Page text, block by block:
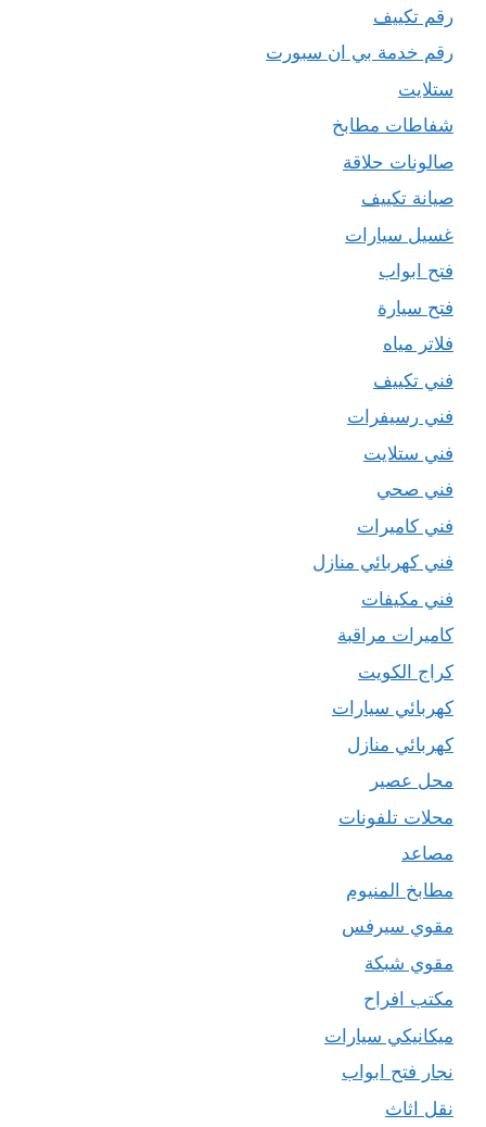
رقم تكييف
رقم خدمة بي ان سبورت
ستلايت
شفاطات مطابخ
صالونات حلاقة
صيانة تكييف
غسيل سيارات
فتح ابواب
فتح سيارة
فلاتر مياه
فني تكييف
فني رسيفرات
فني ستلايت
فني صحي
فني كاميرات
فني كهربائي منازل
فني مكيفات
كاميرات مراقبة
كراج الكويت
كهربائي سيارات
كهربائي منازل
محل عصير
محلات تلفونات
مصاعد
مطابخ المنيوم
مقوي سيرفس
مقوي شبكة
مكتب افراح
ميكانيكي سيارات
نجار فتح ابواب
نقل اثاث